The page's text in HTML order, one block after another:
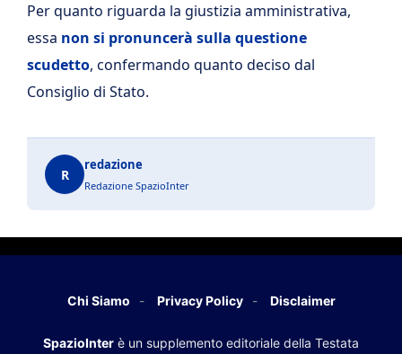
Per quanto riguarda la giustizia amministrativa,
essa non si pronuncerà sulla questione
scudetto, confermando quanto deciso dal
Consiglio di Stato.
R
redazione
Redazione SpazioInter
Chi Siamo Privacy Policy Disclaimer
SpazioInter è un supplemento editoriale della Testata